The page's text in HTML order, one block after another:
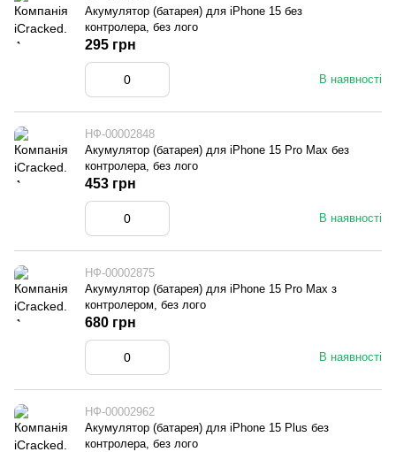
Акумулятор (батарея) для iPhone 15 без
контролера, без лого
В наявності
295 грн
НФ-00002848
Акумулятор (батарея) для iPhone 15 Pro Max без
контролера, без лого
В наявності
453 грн
НФ-00002875
Акумулятор (батарея) для iPhone 15 Pro Max з
контролером, без лого
В наявності
680 грн
НФ-00002962
Акумулятор (батарея) для iPhone 15 Plus без
контролера, без лого